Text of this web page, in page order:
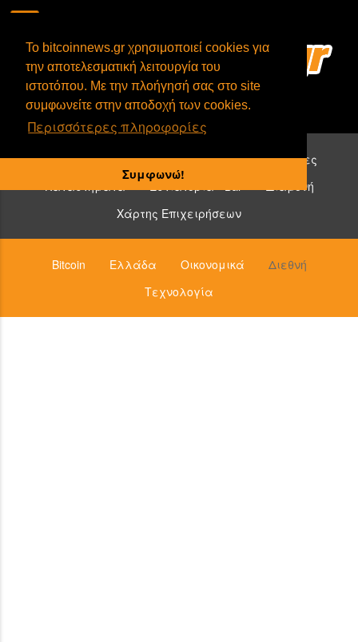
To bitcoinnews.gr χρησιμοποιεί cookies για
την αποτελεσματική λειτουργία του
ιστοτόπου. Με την πλοήγησή σας στο site
συμφωνείτε στην αποδοχή των cookies.
Περισσότερες πληροφορίες
Συμφωνώ!
Επιχειρήσεις που δέχονται bitcoin:
Υπηρεσίες
Καταστήματα
Εστιατόρια - Bar
Διαμονή
Χάρτης Επιχειρήσεων
Bitcoin Ελλάδα Οικονομικά
Διεθνή
Τεχνολογία